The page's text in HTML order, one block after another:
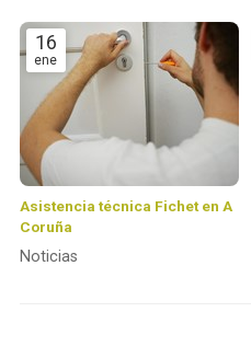
16
ene
Asistencia técnica Fichet en A
Coruña
Noticias